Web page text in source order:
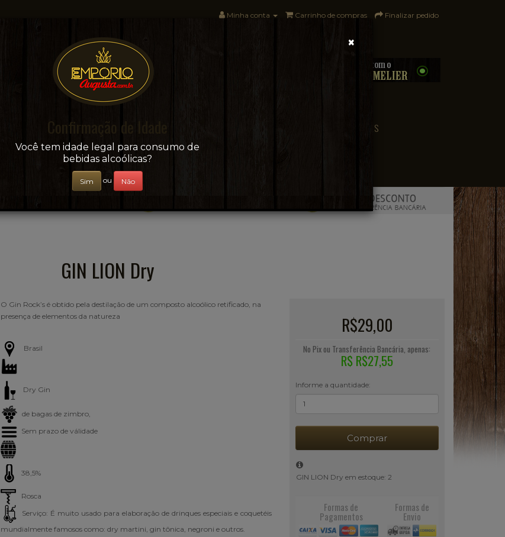
Minha conta Carrinho de compras Finalizar pedido
Sua conveniência e adega on-line!
+ BEBIDAS PAÍSES
GIN LION Dry
O Gin Rock’s é obtido pela destilação de um composto alcoólico retificado, na
presença de elementos da natureza
Brasil
Dry Gin
de bagas de zimbro,
Sem prazo de válidade
38,5%
Rosca
Serviço: É muito usado para elaboração de drinques especiais e coquetéis
mundialmente famosos como: dry martini, gin tônica, negroni e outros.
R$29,00
No Pix ou Transferência Bancária, apenas:
R$ R$27,55
Informe a quantidade:
Comprar
GIN LION Dry em estoque: 2
Formas de
Pagamentos
Formas de
Envio
×
Confirmação de Idade
Você tem idade legal para consumo de
bebidas alcoólicas?
Sim ou Não